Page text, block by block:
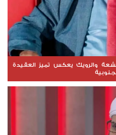
والرويك يعكس تميز العقيدة